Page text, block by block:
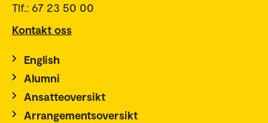
Tlf.: 67 23 50 00
Kontakt oss
English
Alumni
Ansatteoversikt
Arrangementsoversikt